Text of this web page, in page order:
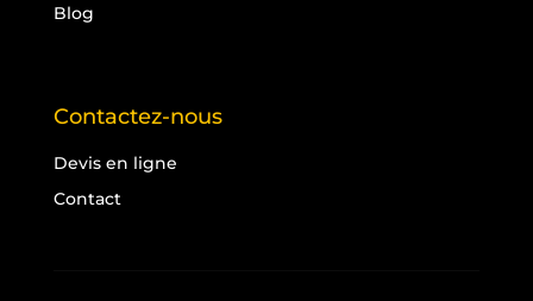
Blog
Contactez-nous
Devis en ligne
Contact